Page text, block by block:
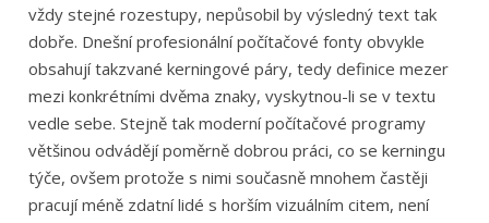
vždy stejné rozestupy, nepůsobil by výsledný text tak
dobře. Dnešní profesionální počítačové fonty obvykle
obsahují takzvané kerningové páry, tedy definice mezer
mezi konkrétními dvěma znaky, vyskytnou-li se v textu
vedle sebe. Stejně tak moderní počítačové programy
většinou odvádějí poměrně dobrou práci, co se kerningu
týče, ovšem protože s nimi současně mnohem častěji
pracují méně zdatní lidé s horším vizuálním citem, není